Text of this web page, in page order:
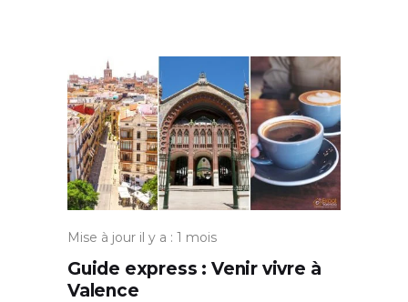
Mise à jour il y a : 1 mois
Guide express : Venir vivre à
Valence